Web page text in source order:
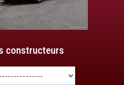
constructeurs